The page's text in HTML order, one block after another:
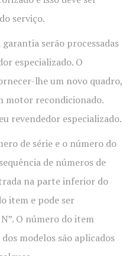
serviço.
serão processadas
especializado. O
lhe um novo quadro,
motor recondicionado.
revendedor especializado.
de série e o número do
de números de
na parte inferior do
item e pode ser
O número do item
modelos são aplicados